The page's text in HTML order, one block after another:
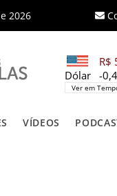
2026
R$
-
Dólar
Ver em
VÍDEOS